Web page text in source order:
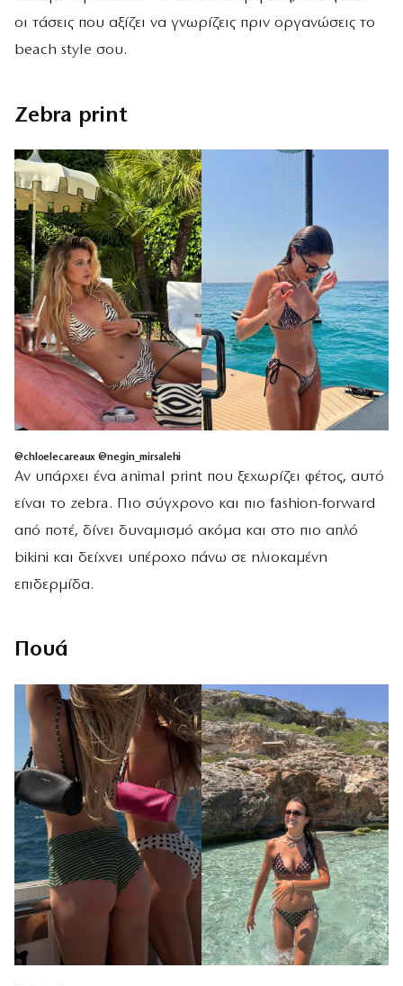
οι τάσεις που αξίζει να γνωρίζεις πριν οργανώσεις το
beach style σου.
Zebra print
@chloelecareaux @negin_mirsalehi
Αν υπάρχει ένα animal print που ξεχωρίζει φέτος, αυτό
είναι το zebra. Πιο σύγχρονο και πιο fashion-forward
από ποτέ, δίνει δυναμισμό ακόμα και στο πιο απλό
bikini και δείχνει υπέροχο πάνω σε ηλιοκαμένη
επιδερμίδα.
Πουά